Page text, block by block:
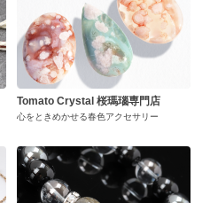
Tomato Crystal 桜瑪瑙専門店
心をときめかせる春色アクセサリー